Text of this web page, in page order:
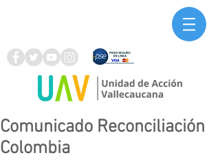
Comunicado Reconciliación
Colombia